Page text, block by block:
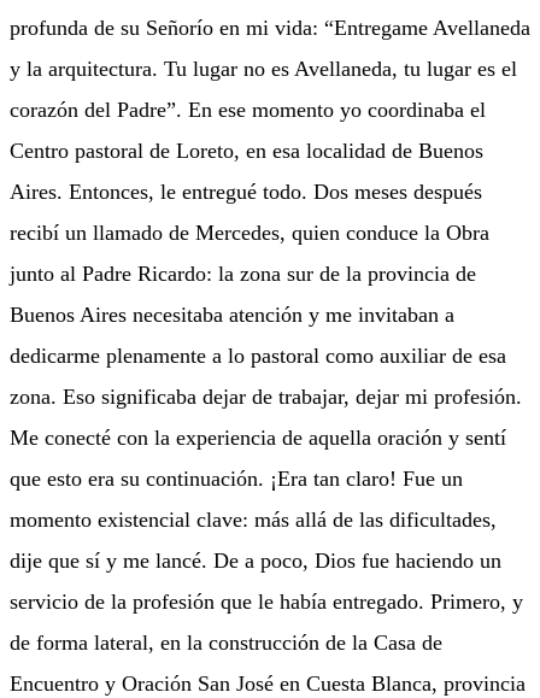
profunda de su Señorío en mi vida: “Entregame Avellaneda
y la arquitectura. Tu lugar no es Avellaneda, tu lugar es el
corazón del Padre”. En ese momento yo coordinaba el
Centro pastoral de Loreto, en esa localidad de Buenos
Aires. Entonces, le entregué todo. Dos meses después
recibí un llamado de Mercedes, quien conduce la Obra
junto al Padre Ricardo: la zona sur de la provincia de
Buenos Aires necesitaba atención y me invitaban a
dedicarme plenamente a lo pastoral como auxiliar de esa
zona. Eso significaba dejar de trabajar, dejar mi profesión.
Me conecté con la experiencia de aquella oración y sentí
que esto era su continuación. ¡Era tan claro! Fue un
momento existencial clave: más allá de las dificultades,
dije que sí y me lancé. De a poco, Dios fue haciendo un
servicio de la profesión que le había entregado. Primero, y
de forma lateral, en la construcción de la Casa de
Encuentro y Oración San José en Cuesta Blanca, provincia